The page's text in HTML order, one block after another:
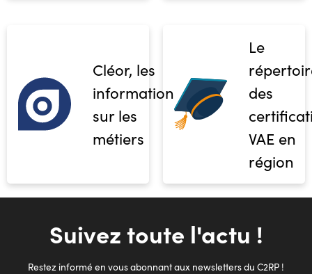
Cléor, les
informations
sur les
métiers
Le
des
VAE en
région
Suivez toute l'actu !
Restez informé en vous abonnant aux newsletters du C2RP !